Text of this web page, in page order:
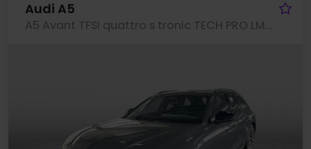
Audi A5
A5 Avant TFSI quattro s tronic TECH PRO LM20